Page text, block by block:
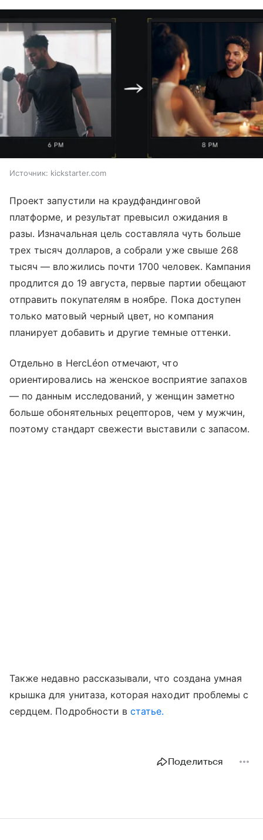
Источник: kickstarter.com
Проект запустили на краудфандинговой
платформе, и результат превысил ожидания в
разы. Изначальная цель составляла чуть больше
трех тысяч долларов, а собрали уже свыше 268
тысяч — вложились почти 1700 человек. Кампания
продлится до 19 августа, первые партии обещают
отправить покупателям в ноябре. Пока доступен
только матовый черный цвет, но компания
планирует добавить и другие темные оттенки.
Отдельно в HercLéon отмечают, что
ориентировались на женское восприятие запахов
— по данным исследований, у женщин заметно
больше обонятельных рецепторов, чем у мужчин,
поэтому стандарт свежести выставили с запасом.
Также недавно рассказывали, что создана умная
крышка для унитаза, которая находит проблемы с
сердцем. Подробности встатье.
Поделиться